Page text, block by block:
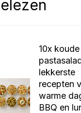
10x koude
lekkerste
recepten
warme
BBQ en